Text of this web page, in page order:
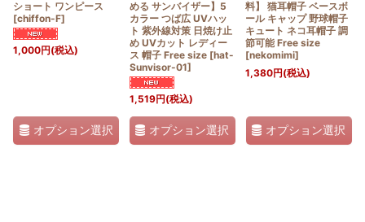
ショート ワンピース
[chiffon-F]
1,000円(税込)
オプション選択
める サンバイザー】5
カラー つば広 UVハッ
ト 紫外線対策 日焼け止
め UVカット レディー
ス 帽子 Free size [hat-
Sunvisor-01]
1,519円(税込)
オプション選択
料】 猫耳帽子 ベースボ
ール キャップ 野球帽子
キュート ネコ耳帽子 調
節可能 Free size
[nekomimi]
1,380円(税込)
オプション選択